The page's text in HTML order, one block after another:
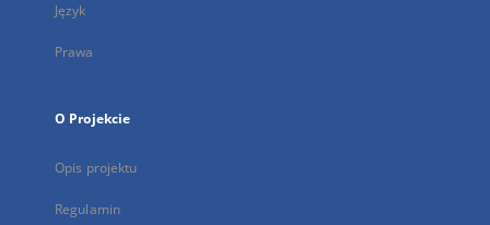
Język
Prawa
O Projekcie
Opis projektu
Regulamin